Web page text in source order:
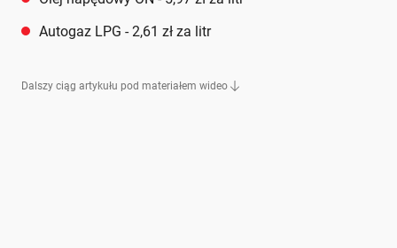
Autogaz LPG - 2,61 zł za litr
Dalszy ciąg artykułu pod materiałem wideo